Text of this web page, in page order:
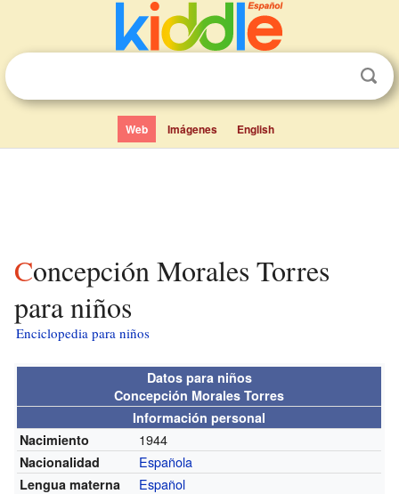
Web Imágenes English
Concepción Morales Torres
para niños
Enciclopedia para niños
Datos para niños
Concepción Morales Torres
Información personal
Nacimiento
1944
Nacionalidad Española
Lengua materna Español